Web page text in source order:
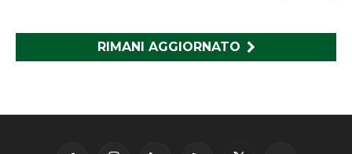
RIMANI AGGIORNATO